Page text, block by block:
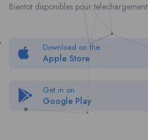
Bientot disponibles pour telechargement
Download on the
Apple Store
Get in on
Google Play